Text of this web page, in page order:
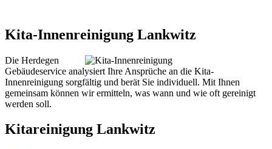
Kita-Innenreinigung Lankwitz
Die Herdegen
Gebäudeservice analysiert Ihre Ansprüche an die Kita-
Innenreinigung sorgfältig und berät Sie individuell. Mit Ihnen
gemeinsam können wir ermitteln, was wann und wie oft gereinigt
werden soll.
Kitareinigung Lankwitz